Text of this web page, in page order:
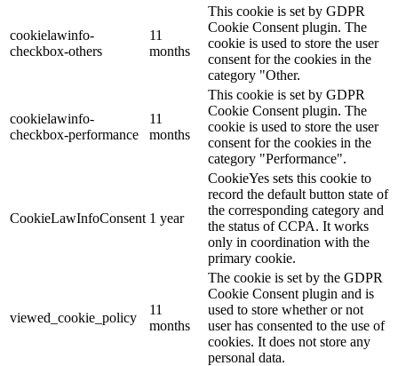
cookielawinfo-
checkbox-others
11
months
This cookie is set by GDPR
Cookie Consent plugin. The
cookie is used to store the user
consent for the cookies in the
category "Other.
cookielawinfo-
checkbox-performance
11
months
This cookie is set by GDPR
Cookie Consent plugin. The
cookie is used to store the user
consent for the cookies in the
category "Performance".
CookieLawInfoConsent 1 year
CookieYes sets this cookie to
record the default button state of
the corresponding category and
the status of CCPA. It works
only in coordination with the
primary cookie.
viewed_cookie_policy
11
months
The cookie is set by the GDPR
Cookie Consent plugin and is
used to store whether or not
user has consented to the use of
cookies. It does not store any
personal data.